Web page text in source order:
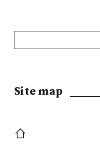
Site map